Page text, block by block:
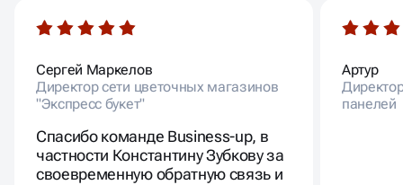
Сергей Маркелов
Директор сети цветочных магазинов
"Экспресс букет"
Спасибо команде Business-up, в
частности Константину Зубкову за
своевременную обратную связь и
Артур
панелей